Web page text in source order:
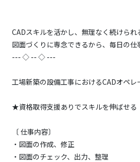
CADスキルを活かし、無理なく続けられ
図面づくりに専念できるから、毎日の仕
--- ◇ -- ◇ ---
工場新築の設備工事におけるCADオペレ
★資格取得支援ありでスキルを伸ばせる
〔 仕事内容〕
・図面の作成、修正
・図面のチェック、出力、整理